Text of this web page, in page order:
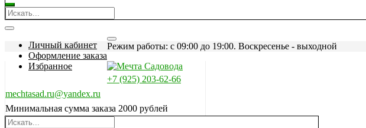
Личный кабинет
Оформление заказа
Избранное
Режим работы: c 09:00 до 19:00. Воскресенье - выходной
+7 (925) 203-62-66
mechtasad.ru@yandex.ru
Минимальная сумма заказа 2000 рублей